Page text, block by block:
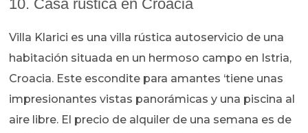
10. Casa rústica en Croacia
Villa Klarici es una villa rústica autoservicio de una
habitación situada en un hermoso campo en Istria,
Croacia. Este escondite para amantes ‘tiene unas
impresionantes vistas panorámicas y una piscina al
aire libre. El precio de alquiler de una semana es de